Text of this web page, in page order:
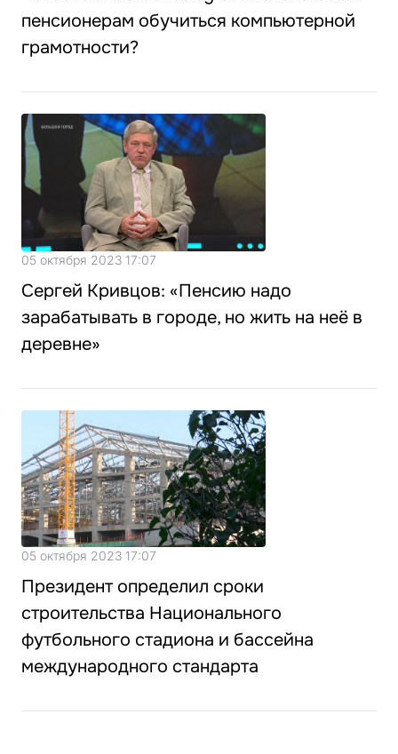
пенсионерам обучиться компьютерной
грамотности?
05 октября 2023 17:07
Сергей Кривцов: «Пенсию надо
зарабатывать в городе, но жить на неё в
деревне»
05 октября 2023 17:07
Президент определил сроки
строительства Национального
футбольного стадиона и бассейна
международного стандарта